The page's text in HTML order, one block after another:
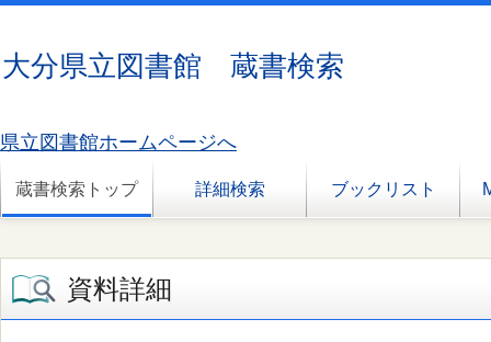
大分県立図書館 蔵書検索
県立図書館ホームページへ
蔵書検索トップ 詳細検索 ブックリスト
資料詳細